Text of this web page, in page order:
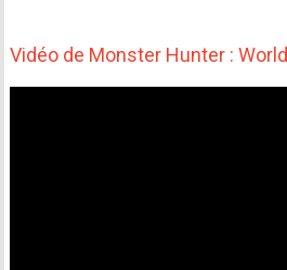
Vidéo de Monster Hunter : World